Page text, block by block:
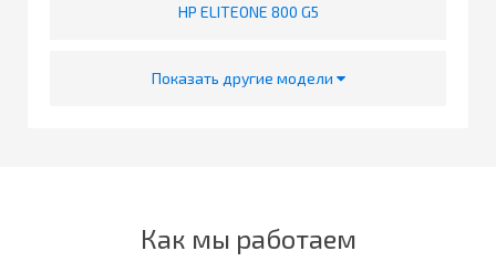
HP ELITEONE 800 G5
Показать другие модели
Как мы работаем